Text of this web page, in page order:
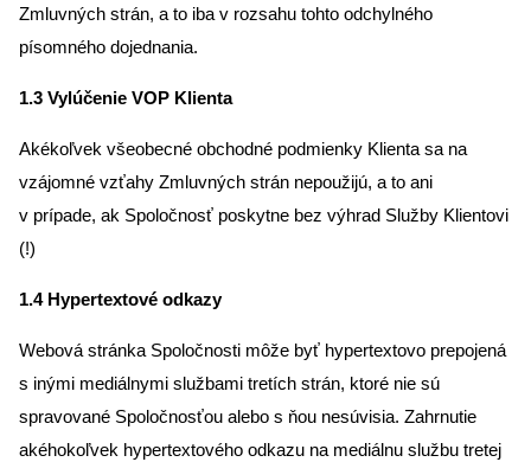
Zmluvných strán, a to iba v rozsahu tohto odchylného
písomného dojednania.
1.3 Vylúčenie VOP Klienta
Akékoľvek všeobecné obchodné podmienky Klienta sa na
vzájomné vzťahy Zmluvných strán nepoužijú, a to ani
v prípade, ak Spoločnosť poskytne bez výhrad Služby Klientovi
(!)
1.4 Hypertextové odkazy
Webová stránka Spoločnosti môže byť hypertextovo prepojená
s inými mediálnymi službami tretích strán, ktoré nie sú
spravované Spoločnosťou alebo s ňou nesúvisia. Zahrnutie
akéhokoľvek hypertextového odkazu na mediálnu službu tretej